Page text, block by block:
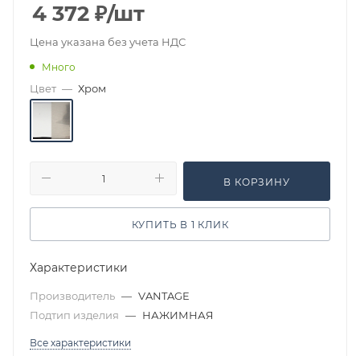
4 372 ₽/шт
Цена указана без учета НДС
Много
Цвет — Хром
В КОРЗИНУ
КУПИТЬ В 1 КЛИК
Характеристики
Производитель — VANTAGE
Подтип изделия — НАЖИМНАЯ
Все характеристики